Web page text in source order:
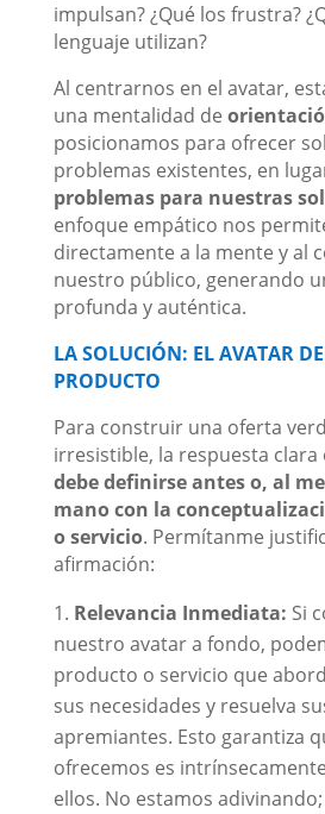
impulsan? ¿Qué los frustra?
lenguaje utilizan?
Al centrarnos en el avatar,
una mentalidad de
posicionamos para ofrecer
problemas existentes, en
problemas para nuestras
enfoque empático nos
directamente a la mente y al
nuestro público, generando
profunda y auténtica.
LA SOLUCIÓN: EL AVATAR
PRODUCTO
Para construir una oferta
irresistible, la respuesta clara
debe definirse antes o, al
mano con la
o servicio. Permítanme
afirmación:
Relevancia Inmediata: Si
nuestro avatar a fondo,
producto o servicio que
sus necesidades y resuelva
apremiantes. Esto garantiza
ofrecemos es
ellos. No estamos